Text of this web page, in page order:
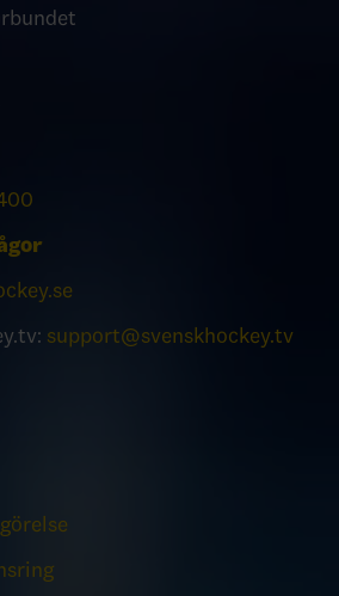
support@svenskhockey.tv